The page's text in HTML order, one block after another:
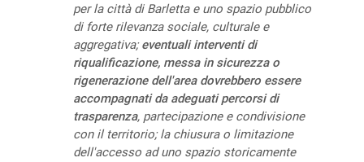
per la città di Barletta e uno spazio pubblico
di forte rilevanza sociale, culturale e
aggregativa;eventuali interventi di
riqualificazione, messa in sicurezza o
rigenerazione dell'area dovrebbero essere
accompagnati da adeguati percorsi di
trasparenza, partecipazione e condivisione
con il territorio; la chiusura o limitazione
dell'accesso ad uno spazio storicamente